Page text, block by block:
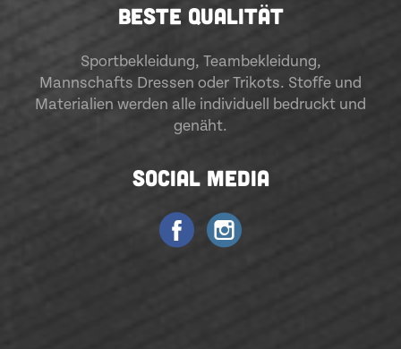
BESTE QUALITÄT
Sportbekleidung, Teambekleidung,
Mannschafts Dressen oder Trikots. Stoffe und
Materialien werden alle individuell bedruckt und
genäht.
SOCIAL MEDIA